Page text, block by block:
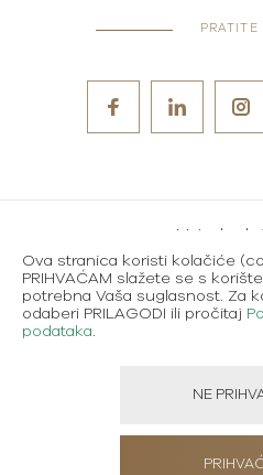
PRATITE
Metode
Karijere
Uvjeti
Created using magic by
Ova stranica koristi kolačiće
PRIHVAĆAM slažete se s
potrebna Vaša suglasnost. Za
odaberi PRILAGODI ili pročitaj
podataka.
NE